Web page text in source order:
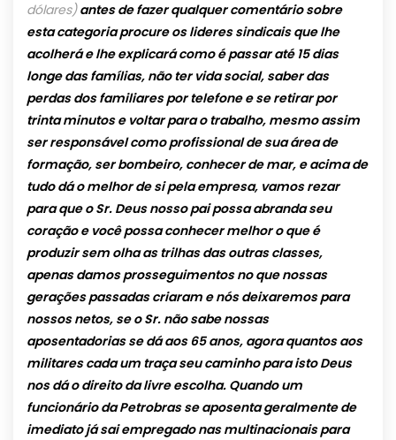
dólares)antes de fazer qualquer comentário sobre
esta categoria procure os lideres sindicais que lhe
acolherá e lhe explicará como é passar até 15 dias
longe das famílias, não ter vida social, saber das
perdas dos familiares por telefone e se retirar por
trinta minutos e voltar para o trabalho, mesmo assim
ser responsável como profissional de sua área de
formação, ser bombeiro, conhecer de mar, e acima de
tudo dá o melhor de si pela empresa, vamos rezar
para que o Sr. Deus nosso pai possa abranda seu
coração e você possa conhecer melhor o que é
produzir sem olha as trilhas das outras classes,
apenas damos prosseguimentos no que nossas
gerações passadas criaram e nós deixaremos para
nossos netos, se o Sr. não sabe nossas
aposentadorias se dá aos 65 anos, agora quantos aos
militares cada um traça seu caminho para isto Deus
nos dá o direito da livre escolha. Quando um
funcionário da Petrobras se aposenta geralmente de
imediato já sai empregado nas multinacionais para